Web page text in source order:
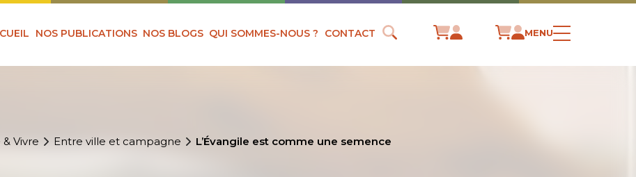
NOS PUBLICATIONS NOS BLOGS QUI SOMMES-NOUS ? CONTACT MENU
Vivre Entre ville et campagne L’Évangile est comme une semence